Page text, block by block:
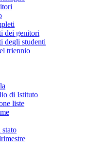
dei genitori
degli studenti
triennio
di Istituto
liste
stato